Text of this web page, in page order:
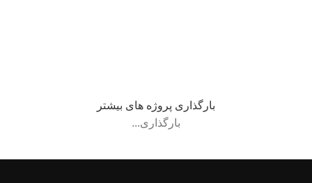
بارگذاری پروژه های بیشتر
بارگذاری...